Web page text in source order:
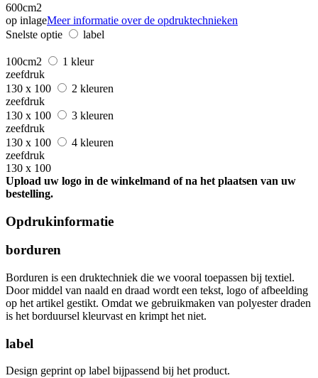
600cm2
op inlageMeer informatie over de opdruktechnieken
Snelste optie
label
100cm2
1 kleur
zeefdruk
130 x 100
2 kleuren
zeefdruk
130 x 100
3 kleuren
zeefdruk
130 x 100
4 kleuren
zeefdruk
130 x 100
Upload uw logo in de winkelmand of na het plaatsen van uw
bestelling.
Opdrukinformatie
borduren
Borduren is een druktechniek die we vooral toepassen bij textiel.
Door middel van naald en draad wordt een tekst, logo of afbeelding
op het artikel gestikt. Omdat we gebruikmaken van polyester draden
is het borduursel kleurvast en krimpt het niet.
label
Design geprint op label bijpassend bij het product.